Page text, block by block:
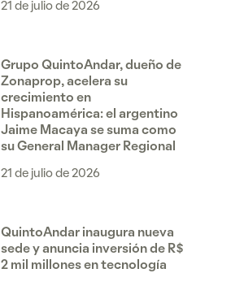
21 de julio de 2026
Grupo QuintoAndar, dueño de
Zonaprop, acelera su
crecimiento en
Hispanoamérica: el argentino
Jaime Macaya se suma como
su General Manager Regional
21 de julio de 2026
QuintoAndar inaugura nueva
sede y anuncia inversión de R$
2 mil millones en tecnología